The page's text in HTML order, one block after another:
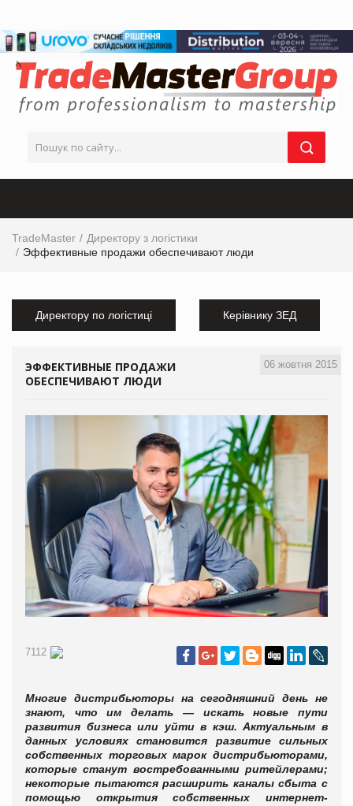
TradeMaster
Директору з логістики
Эффективные продажи обеспечивают люди
Директору по логістиці Керівнику ЗЕД
06 жовтня 2015
ЭФФЕКТИВНЫЕ ПРОДАЖИ
ОБЕСПЕЧИВАЮТ ЛЮДИ
7112
Многие дистрибьюторы на сегодняшний день не
знают, что им делать — искать новые пути
развития бизнеса или уйти в кэш. Актуальным в
данных условиях становится развитие сильных
собственных торговых марок дистрибьюторами,
которые станут востребованными ритейлерами;
некоторые пытаются расширить каналы сбыта с
помощью открытия собственных интернет-